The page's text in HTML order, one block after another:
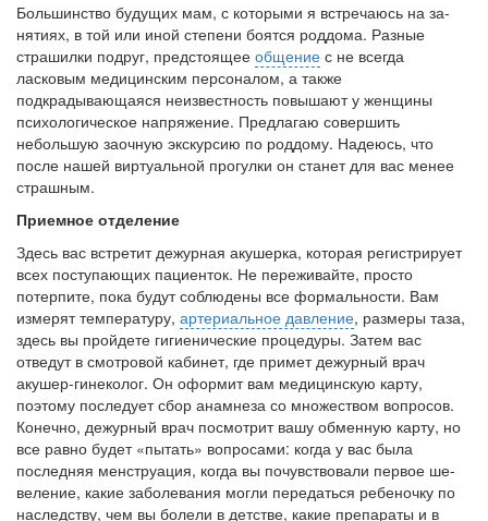
Большинство будущих мам, с которыми я встречаюсь на за­
нятиях, в той или иной степени боятся роддома. Разные
страшилки подруг, предстоящее общение с не всегда
ласковым медицинским персоналом, а также
подкрадывающаяся неизвестность повы­шают у женщины
психологическое напряжение. Предлагаю со­вершить
небольшую заочную экскурсию по роддому. Надеюсь, что
после нашей виртуальной прогулки он станет для вас менее
страшным.
Приемное отделение
Здесь вас встретит дежурная акушерка, ко­торая регистрирует
всех поступающих па­циенток. Не переживайте, просто
потерпите, пока будут соблюдены все формальности. Вам
измерят темпе­ратуру, артериальное давление, размеры таза,
здесь вы пройдете гигиенические процедуры. Затем вас
отведут в смотровой кабинет, где примет дежурный врач
акушер-гинеколог. Он оформит вам медицинскую карту,
поэтому последует сбор анамнеза со множе­ством вопросов.
Конечно, дежурный врач посмотрит вашу обмен­ную карту, но
все равно будет «пытать» вопросами: когда у вас была
последняя менструация, когда вы почувствовали первое ше­
веление, какие заболевания могли передаться ребеночку по
на­следству, чем вы болели в детстве, какие препараты и в